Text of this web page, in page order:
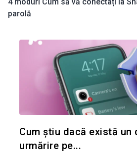
parolă
Cum știu dacă există
urmărire pe...